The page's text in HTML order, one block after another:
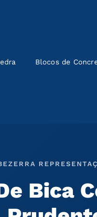
Blocos de
Bica